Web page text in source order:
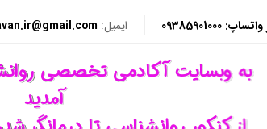
ایمیل:
​به وبسایت آکادمی تخصصی
آمدید ​​​​​​​